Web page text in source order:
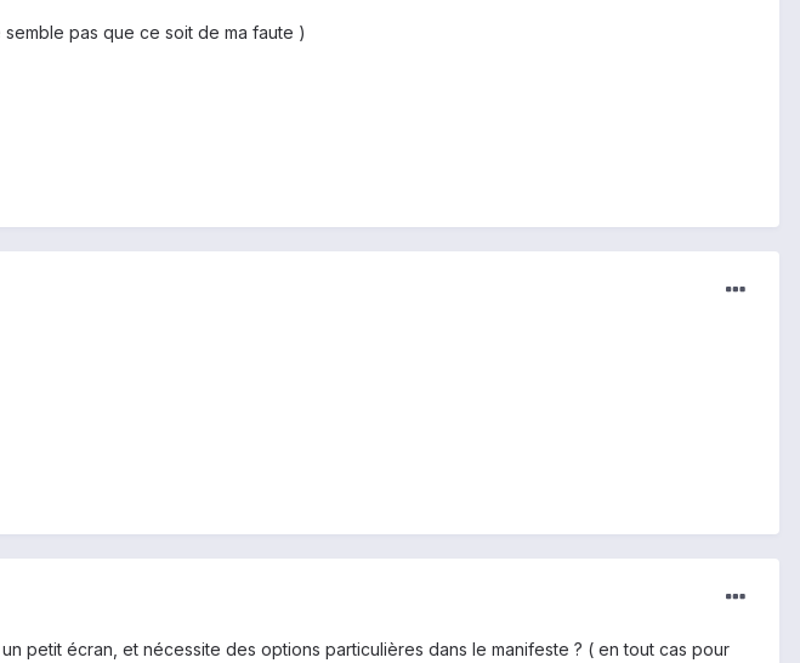
pas que ce soit de ma faute )
petit écran, et nécessite des options particulières dans le manifeste ? ( en tout cas pour